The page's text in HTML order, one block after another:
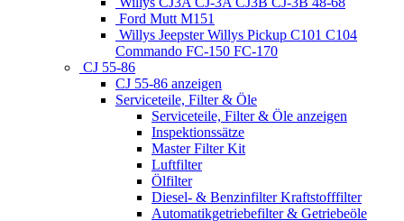
Ford Mutt M151
Willys Jeepster Willys Pickup C101 C104
Commando FC-150 FC-170
CJ 55-86
CJ 55-86 anzeigen
Serviceteile, Filter & Öle
Serviceteile, Filter & Öle anzeigen
Inspektionssätze
Master Filter Kit
Luftfilter
Ölfilter
Diesel- & Benzinfilter Kraftstofffilter
Automatikgetriebefilter & Getriebeöle